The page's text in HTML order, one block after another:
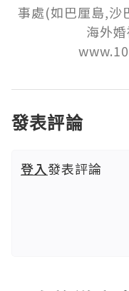
事處(如巴厘島,沙
海外
發表評論
登入發表評論